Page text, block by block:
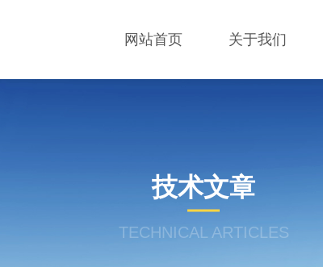
网站首页 关于我们
技术文章
TECHNICAL ARTICLES